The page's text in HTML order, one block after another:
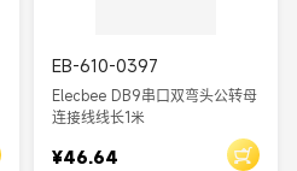
EB-610-0397
Elecbee DB9串口双弯头公转母
连接线线长1米
¥46.64